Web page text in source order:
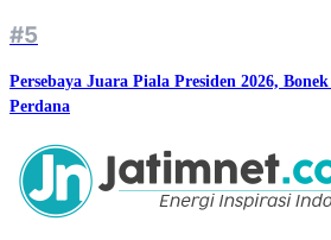
#5
Persebaya Juara Piala Presiden 2026,
Perdana